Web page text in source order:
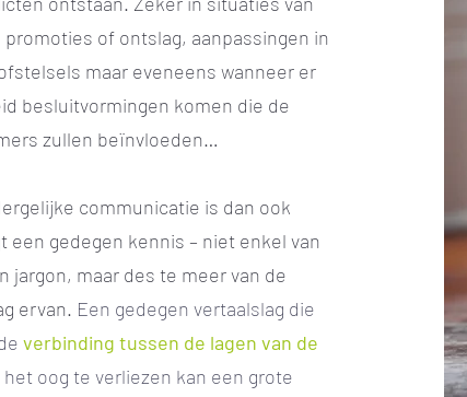
of ontslag, aanpassingen in
maar eveneens wanneer er
besluitvormingen komen die de
zullen beïnvloeden…
communicatie is dan ook
een gedegen kennis – niet enkel van
jargon, maar des te meer van de
ervan. Een gedegen vertaalslag die
verbinding tussen de lagen van de
het oog te verliezen kan een grote